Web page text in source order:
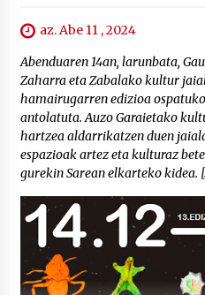
az. Abe 11 , 2024
Abenduaren 14an, larunbata,
Zaharra eta Zabalako kultur
hamairugarren edizioa
antolatuta. Auzo Garaietako
hartzea aldarrikatzen duen
espazioak artez eta kulturaz
gurekin Sarean elkarteko kidea.